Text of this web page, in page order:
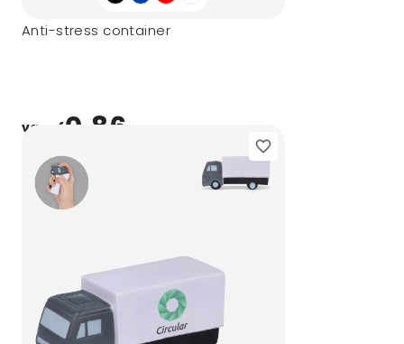
Anti-stress container
vanaf0,86